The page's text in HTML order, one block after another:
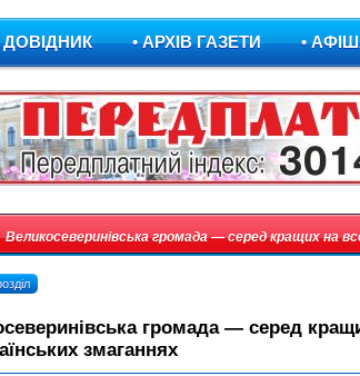
ДОВІДНИК • АРХІВ ГАЗЕТИ •
Великосеверинівська громада — серед кращих на
громада — серед
змаганнях